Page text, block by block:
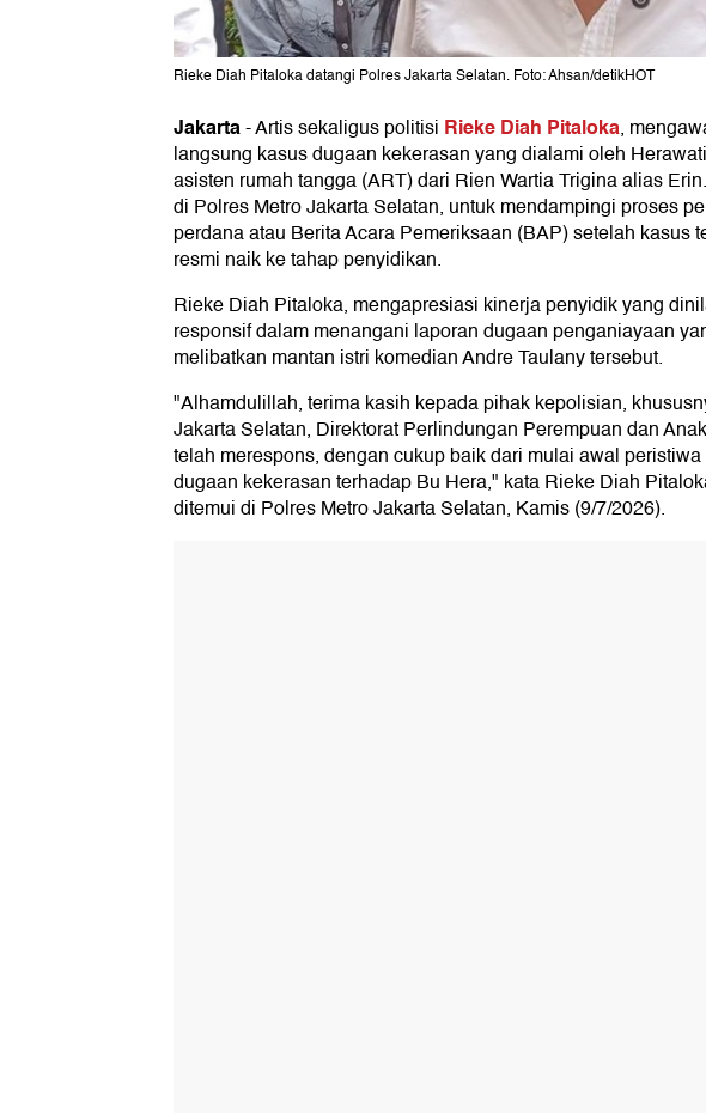
Rieke Diah Pitaloka datangi Polres Jakarta Selatan. Foto: Ahsan/detikHOT
Jakarta-Artis sekaligus politisi Rieke Diah Pitaloka,
langsung kasus dugaan kekerasan yang dialami oleh
asisten rumah tangga (ART) dari Rien Wartia Trigina alias
di Polres Metro Jakarta Selatan, untuk mendampingi proses
perdana atau Berita Acara Pemeriksaan (BAP) setelah kasus
resmi naik ke tahap penyidikan.
Rieke Diah Pitaloka, mengapresiasi kinerja penyidik yang
responsif dalam menangani laporan dugaan penganiayaan
melibatkan mantan istri komedian Andre Taulany tersebut.
"Alhamdulillah, terima kasih kepada pihak kepolisian,
Jakarta Selatan, Direktorat Perlindungan Perempuan dan
telah merespons, dengan cukup baik dari mulai awal
dugaan kekerasan terhadap Bu Hera," kata Rieke Diah
ditemui di Polres Metro Jakarta Selatan, Kamis (9/7/2026).